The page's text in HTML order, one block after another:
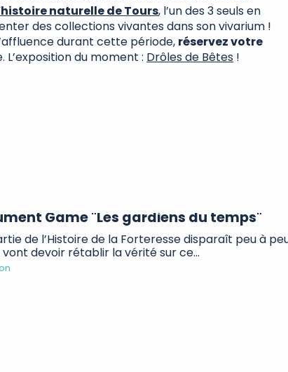
naturelle de Tours, l’un des 3 seuls en
des collections vivantes dans son vivarium !
durant cette période, réservez votre
L’exposition du moment : Drôles de Bêtes !
Game "Les gardiens du temps"
de l’Histoire de la Forteresse disparaît peu à
devoir rétablir la vérité sur ce...